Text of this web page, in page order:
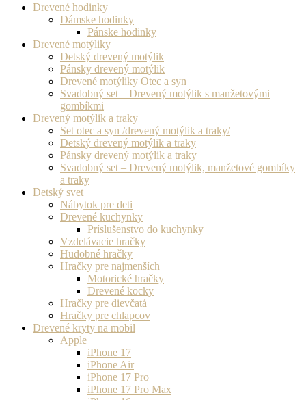
Drevené hodinky
Dámske hodinky
Pánske hodinky
Drevené motýliky
Detský drevený motýlik
Pánsky drevený motýlik
Drevené motýliky Otec a syn
Svadobný set – Drevený motýlik s manžetovými
gombíkmi
Drevený motýlik a traky
Set otec a syn /drevený motýlik a traky/
Detský drevený motýlik a traky
Pánsky drevený motýlik a traky
Svadobný set – Drevený motýlik, manžetové gombíky
a traky
Detský svet
Nábytok pre deti
Drevené kuchynky
Príslušenstvo do kuchynky
Vzdelávacie hračky
Hudobné hračky
Hračky pre najmenších
Motorické hračky
Drevené kocky
Hračky pre dievčatá
Hračky pre chlapcov
Drevené kryty na mobil
Apple
iPhone 17
iPhone Air
iPhone 17 Pro
iPhone 17 Pro Max